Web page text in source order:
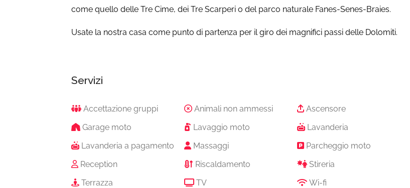
come quello delle Tre Cime, dei Tre Scarperi o del parco naturale Fanes-Senes-Braies.
Usate la nostra casa come punto di partenza per il giro dei magnifici passi delle Dolomiti.
Servizi
Accettazione gruppi Animali non ammessi
Ascensore
Garage moto
Lavaggio moto
Lavanderia
Lavanderia a pagamento
Massaggi
Parcheggio moto
Reception
Riscaldamento
Stireria
Terrazza
TV Wi-fi